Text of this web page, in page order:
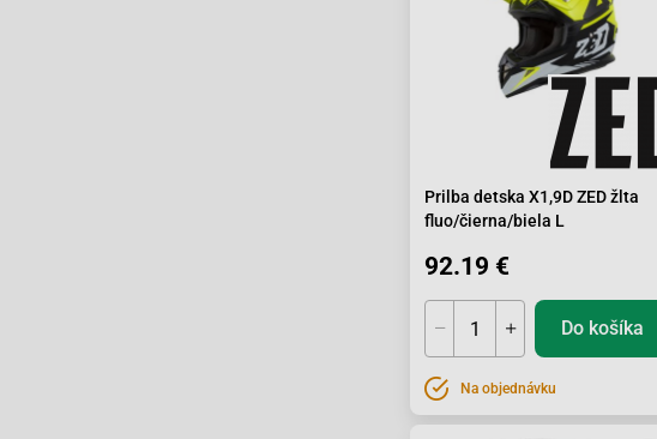
Prilba detska X1,9D ZED žlta
fluo/čierna/biela L
92.19 €
Do košíka
Na objednávku